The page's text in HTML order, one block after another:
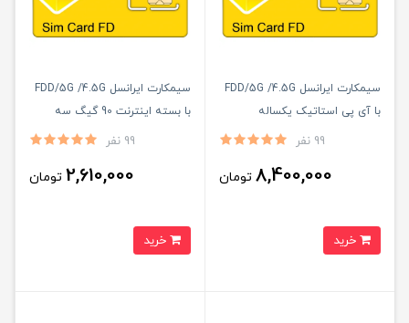
سیمکارت ایرانسل FDD/5G /4.5G
با آی پی استاتیک یکساله
(مخصوص مودم )
99 نفر
8,400,000 تومان
سیمکارت ایرانسل FDD/5G /4.5G
با بسته اینترنت 90 گیگ سه
ماهه (مخصوص مودم )
99 نفر
2,610,000 تومان